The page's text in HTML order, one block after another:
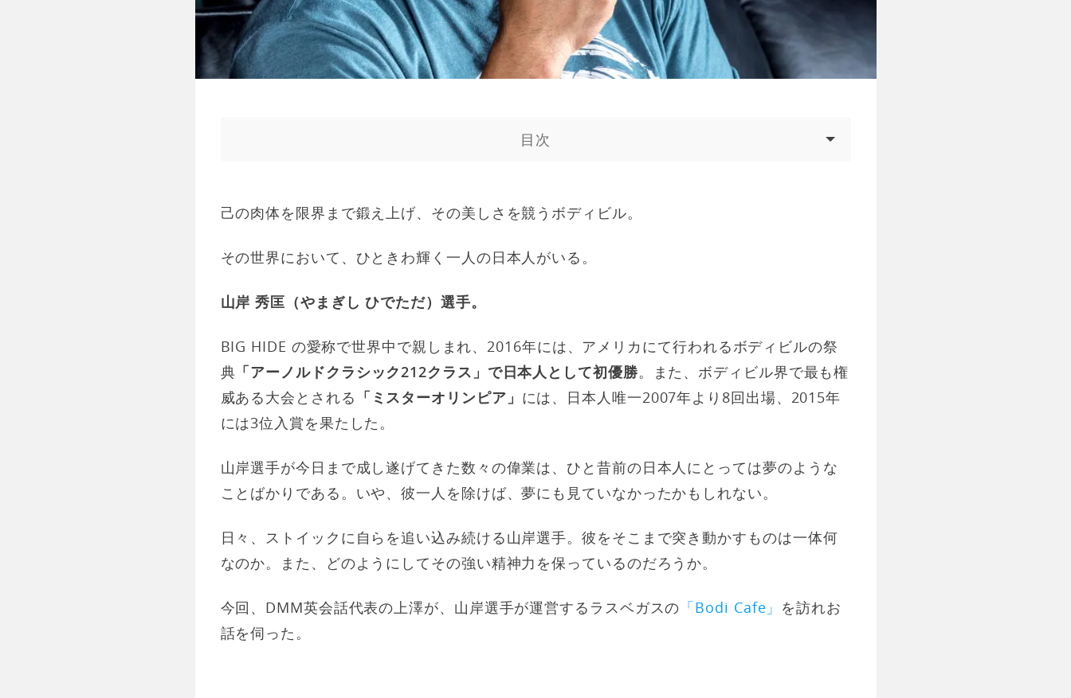
目次
己の肉体を限界まで鍛え上げ、その美しさを競うボディビル。
その世界において、ひときわ輝く一人の日本人がいる。
山岸 秀匡（やまぎし ひでただ）選手。
BIG HIDE の愛称で世界中で親しまれ、2016年には、アメリカにて行われるボディビルの祭
典 「アーノルドクラシック212クラス」で日本人として初優勝。また、ボディビル界で最も権
威ある大会とされる 「ミスターオリンピア」 には、日本人唯一2007年より8回出場、2015年
には3位入賞を果たした。
山岸選手が今日まで成し遂げてきた数々の偉業は、ひと昔前の日本人にとっては夢のような
ことばかりである。いや、彼一人を除けば、夢にも見ていなかったかもしれない。
日々、ストイックに自らを追い込み続ける山岸選手。彼をそこまで突き動かすものは一体何
なのか。また、どのようにしてその強い精神力を保っているのだろうか。
今回、DMM英会話代表の上澤が、山岸選手が運営するラスベガスの 「Bodi Cafe」 を訪れお
話を伺った。